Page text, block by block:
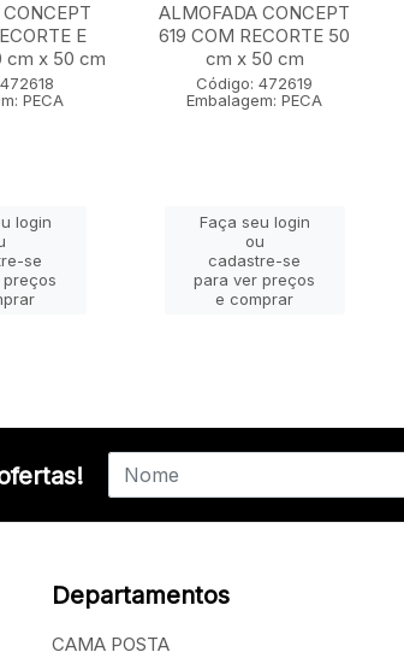
E
cm x 50 cm
PECA
login
se
ALMOFADA CONCEPT
619 COM RECORTE 50
cm x 50 cm
Código: 472619
Embalagem: PECA
Faça seu login
ou
cadastre-se
para ver preços
e comprar
Departamentos
CAMA POSTA